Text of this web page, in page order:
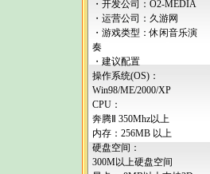
・开发公司：O2-MEDIA
・运营公司： 久游网
・游戏类型：休闲音乐演
奏
・建议配置
操作系统(OS)：
Win98/ME/2000/XP
CPU：
奔腾Ⅱ 350Mhz以上
内存：256MB 以上
硬盘空间：
300M以上硬盘空间